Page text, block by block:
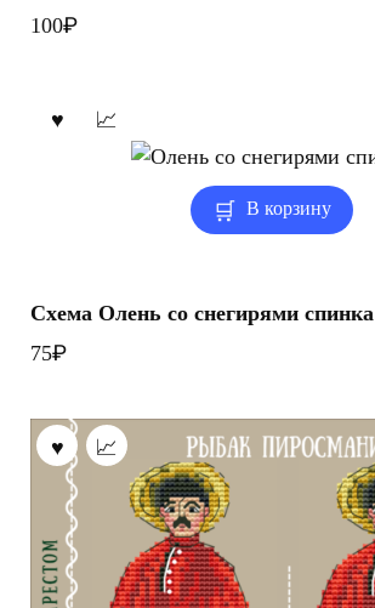
100₽
В корзину
Схема Олень со снегирями спинка
75₽